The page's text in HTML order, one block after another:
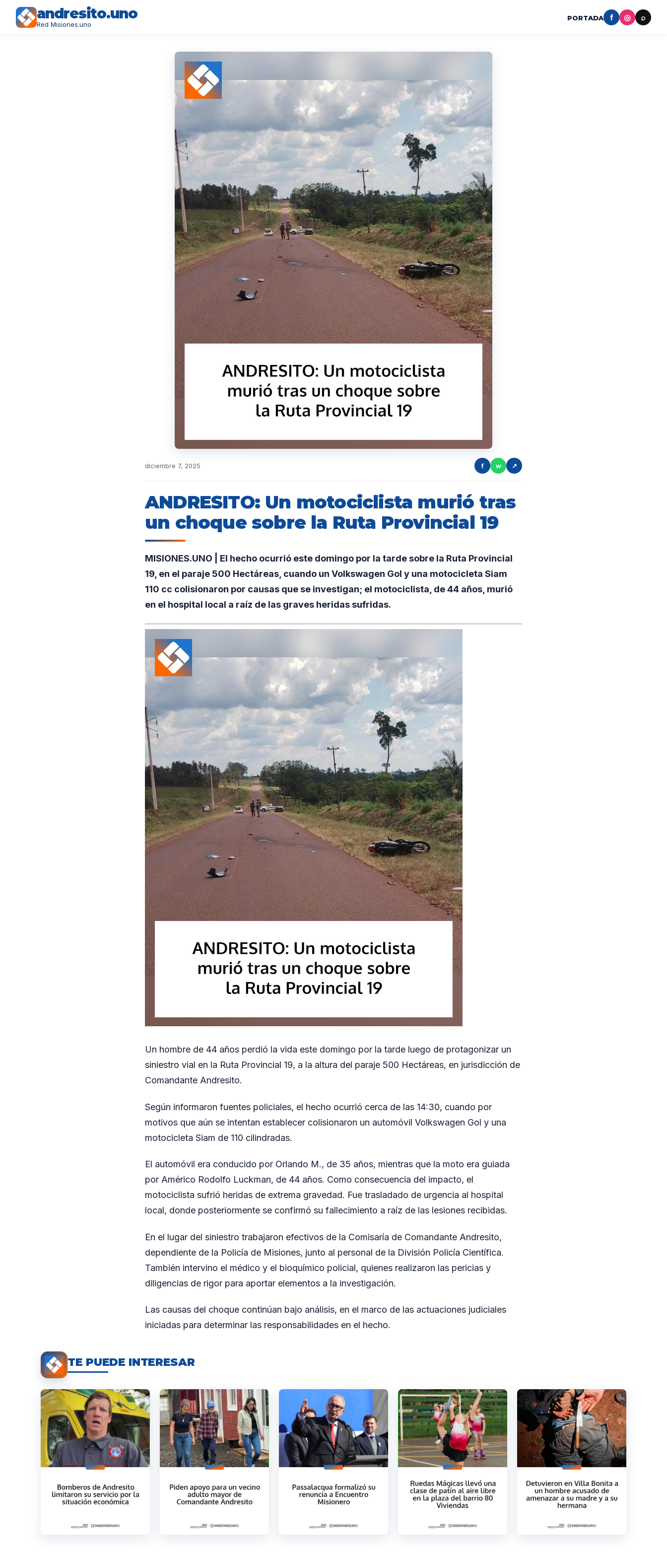
andresito.uno
Red Misiones.uno
PORTADA f ◎ ⌕
diciembre 7, 2025 f w ↗
ANDRESITO: Un motociclista murió tras
un choque sobre la Ruta Provincial 19
MISIONES.UNO | El hecho ocurrió este domingo por la tarde sobre la Ruta Provincial
19, en el paraje 500 Hectáreas, cuando un Volkswagen Gol y una motocicleta Siam
110 cc colisionaron por causas que se investigan; el motociclista, de 44 años, murió
en el hospital local a raíz de las graves heridas sufridas.
Un hombre de 44 años perdió la vida este domingo por la tarde luego de protagonizar un
siniestro vial en la Ruta Provincial 19, a la altura del paraje 500 Hectáreas, en jurisdicción de
Comandante Andresito.
Según informaron fuentes policiales, el hecho ocurrió cerca de las 14:30, cuando por
motivos que aún se intentan establecer colisionaron un automóvil Volkswagen Gol y una
motocicleta Siam de 110 cilindradas.
El automóvil era conducido por Orlando M., de 35 años, mientras que la moto era guiada
por Américo Rodolfo Luckman, de 44 años. Como consecuencia del impacto, el
motociclista sufrió heridas de extrema gravedad. Fue trasladado de urgencia al hospital
local, donde posteriormente se confirmó su fallecimiento a raíz de las lesiones recibidas.
En el lugar del siniestro trabajaron efectivos de la Comisaría de Comandante Andresito,
dependiente de la Policía de Misiones, junto al personal de la División Policía Científica.
También intervino el médico y el bioquímico policial, quienes realizaron las pericias y
diligencias de rigor para aportar elementos a la investigación.
Las causas del choque continúan bajo análisis, en el marco de las actuaciones judiciales
iniciadas para determinar las responsabilidades en el hecho.
TE PUEDE INTERESAR